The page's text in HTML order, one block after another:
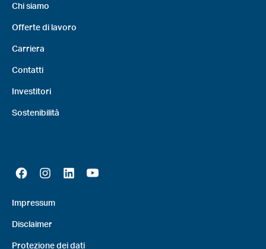
Chi siamo
Offerte di lavoro
Carriera
Contatti
Investitori
Sostenibilità
Impressum
Disclaimer
Protezione dei dati